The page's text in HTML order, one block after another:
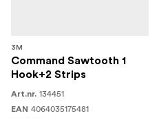
3M
Command Sawtooth 1
Hook+2 Strips
Art.nr. 134451
EAN 4064035175481